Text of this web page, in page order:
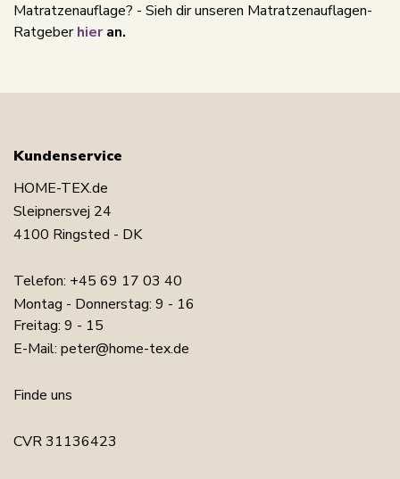
Matratzenauflage? - Sieh dir unseren Matratzenauflagen-
Ratgeberhieran.
Kundenservice
HOME-TEX.de
Sleipnersvej 24
4100 Ringsted - DK
Telefon: +45 69 17 03 40
Montag - Donnerstag: 9 - 16
Freitag: 9 - 15
E-Mail: peter@home-tex.de
Finde uns
CVR 31136423